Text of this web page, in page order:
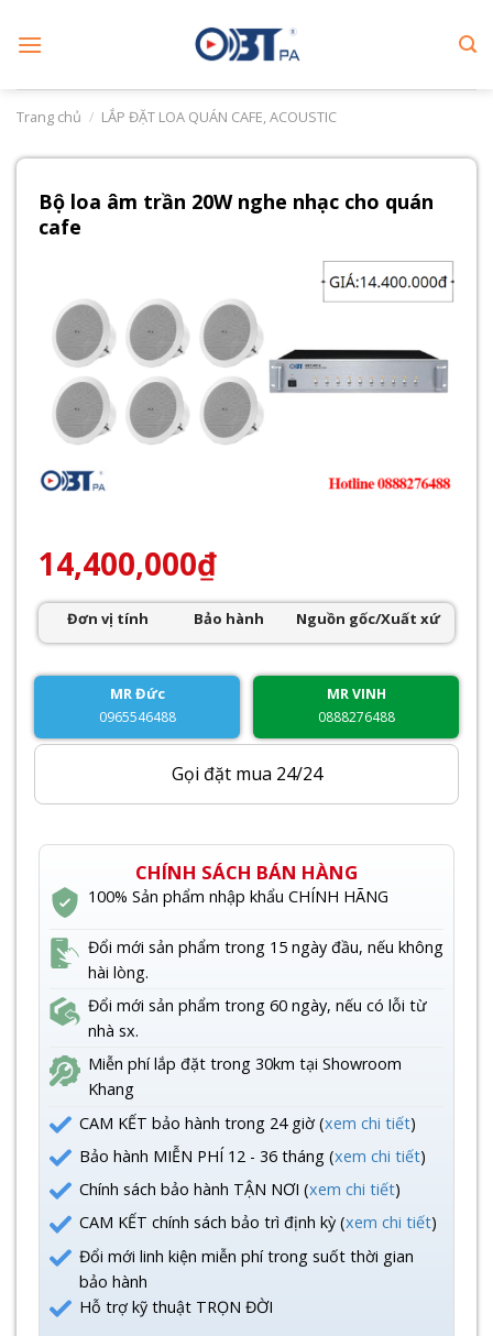
Trang chủ / LẮP ĐẶT LOA QUÁN CAFE, ACOUSTIC
Bộ loa âm trần 20W nghe nhạc cho quán
cafe
14,400,000₫
Đơn vị tính Bảo hành Nguồn gốc/Xuất xứ
MR Đức
0965546488
MR VINH
0888276488
Gọi đặt mua 24/24
CHÍNH SÁCH BÁN HÀNG
100% Sản phẩm nhập khẩu CHÍNH HÃNG
Đổi mới sản phẩm trong 15 ngày đầu, nếu không
hài lòng.
Đổi mới sản phẩm trong 60 ngày, nếu có lỗi từ
nhà sx.
Miễn phí lắp đặt trong 30km tại Showroom
Khang
CAM KẾT bảo hành trong 24 giờ (xem chi tiết)
Bảo hành MIỄN PHÍ 12 - 36 tháng (xem chi tiết)
Chính sách bảo hành TẬN NƠI (xem chi tiết)
CAM KẾT chính sách bảo trì định kỳ (xem chi tiết)
Đổi mới linh kiện miễn phí trong suốt thời gian
bảo hành
Hỗ trợ kỹ thuật TRỌN ĐỜI